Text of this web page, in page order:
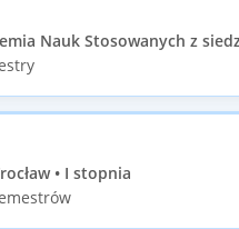
Nauk Stosowanych z
• I stopnia